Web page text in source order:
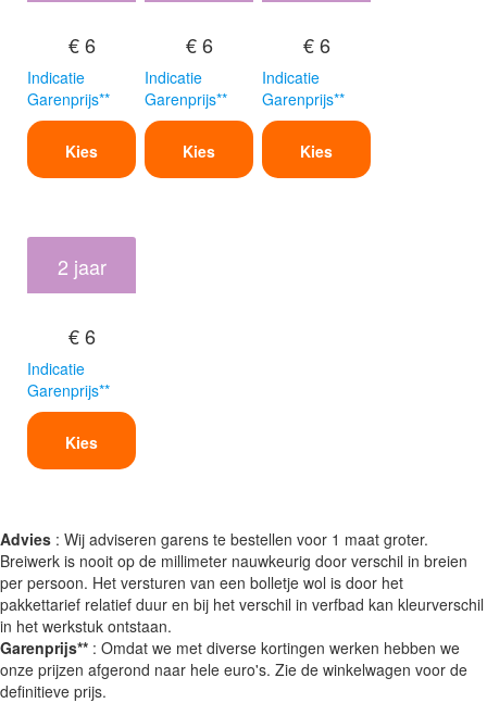
€ 6
Indicatie
Garenprijs**
Kies
€ 6
Indicatie
Garenprijs**
Kies
€ 6
Indicatie
Garenprijs**
Kies
2 jaar
€ 6
Indicatie
Garenprijs**
Kies
Advies : Wij adviseren garens te bestellen voor 1 maat groter.
Breiwerk is nooit op de millimeter nauwkeurig door verschil in breien
per persoon. Het versturen van een bolletje wol is door het
pakkettarief relatief duur en bij het verschil in verfbad kan kleurverschil
in het werkstuk ontstaan.
Garenprijs** : Omdat we met diverse kortingen werken hebben we
onze prijzen afgerond naar hele euro's. Zie de winkelwagen voor de
definitieve prijs.